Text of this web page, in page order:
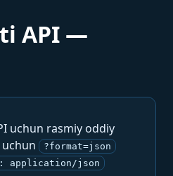
API —
uchun rasmiy oddiy
uchun
?format=json
application/json